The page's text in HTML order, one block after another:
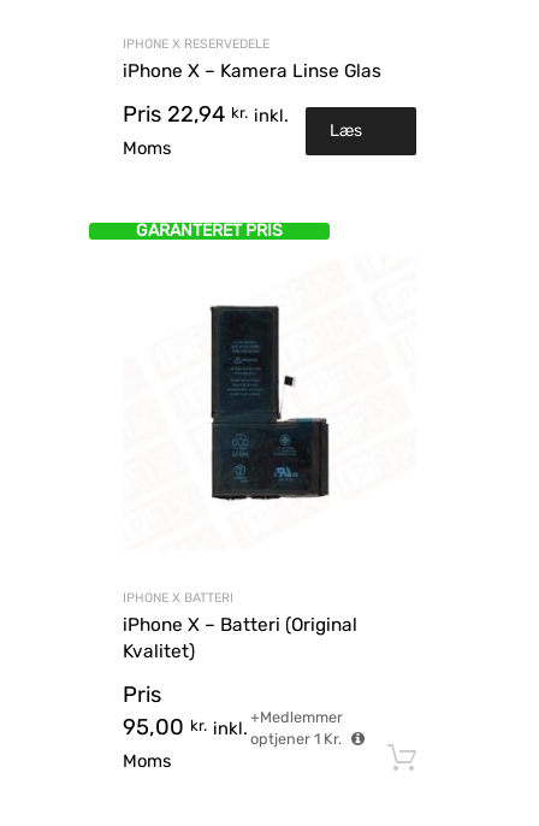
IPHONE X RESERVEDELE
iPhone X – Kamera Linse Glas
Pris 22,94 kr. inkl.
Moms
Læs
GARANTERET PRIS
IPHONE X BATTERI
iPhone X – Batteri (Original
Kvalitet)
Pris
95,00 kr. inkl.
Moms
+Medlemmer
optjener1 Kr.